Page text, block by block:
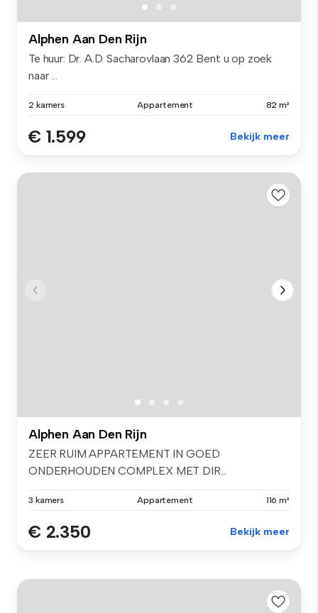
Alphen Aan Den Rijn
Te huur: Dr. A.D. Sacharovlaan 362 Bent u op zoek
naar ...
2 kamers Appartement 82 m²
€ 1.599 Bekijk meer
Alphen Aan Den Rijn
ZEER RUIM APPARTEMENT IN GOED
ONDERHOUDEN COMPLEX MET DIR...
3 kamers Appartement 116 m²
€ 2.350 Bekijk meer